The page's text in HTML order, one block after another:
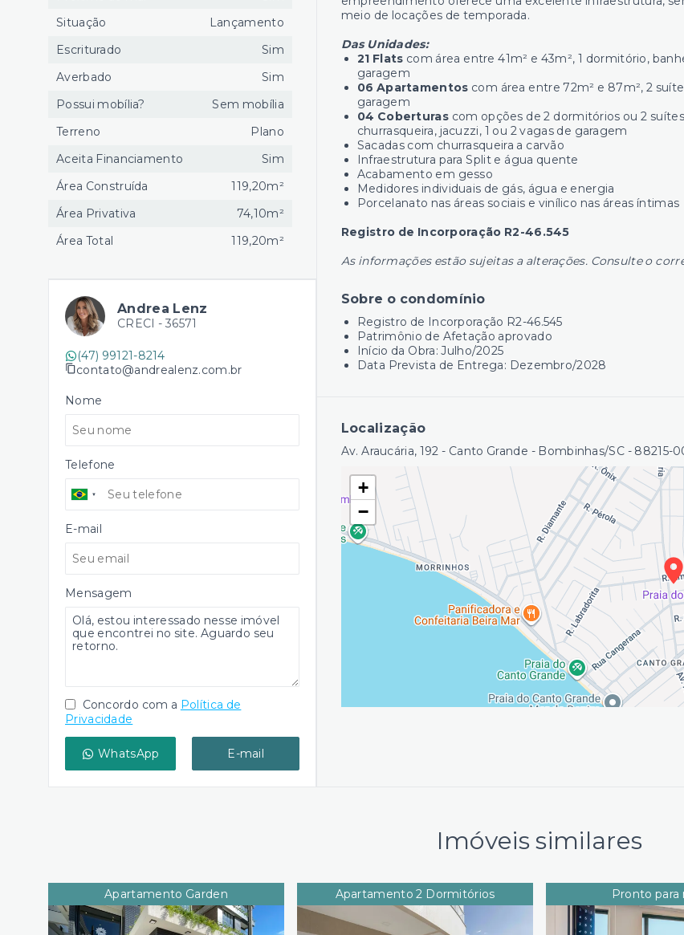
meio de locações de temporada.
Das Unidades:
21 Flats com área entre 41m² e 43m², 1 dormitório,
garagem
06 Apartamentos com área entre 72m² e 87m², 2
garagem
04 Coberturas com opções de 2 dormitórios ou 2
churrasqueira, jacuzzi, 1 ou 2 vagas de garagem
Sacadas com churrasqueira a carvão
Infraestrutura para Split e água quente
Acabamento em gesso
Medidores individuais de gás, água e energia
Porcelanato nas áreas sociais e vinílico nas áreas íntimas
Registro de Incorporação R2-46.545
As informações estão sujeitas a alterações. Consulte o
Sobre o condomínio
Registro de Incorporação R2-46.545
Patrimônio de Afetação aprovado
Início da Obra: Julho/2025
Data Prevista de Entrega: Dezembro/2028
Localização
Av. Araucária, 192 - Canto Grande - Bombinhas/SC - 88215-
+
−
Situação
Lançamento
Escriturado
Sim
Averbado
Sim
Possui mobília?
Sem mobília
Terreno
Plano
Aceita Financiamento
Sim
Área Construída
119,20m²
Área Privativa
74,10m²
Área Total
119,20m²
Andrea Lenz
CRECI - 36571
(47) 99121-8214
contato@andrealenz.com.br
Nome
Telefone
E-mail
Mensagem
Concordo com a Política de
Privacidade
WhatsApp E-mail
Imóveis similares
Apartamento Garden Apartamento 2 Dormitórios Pronto para